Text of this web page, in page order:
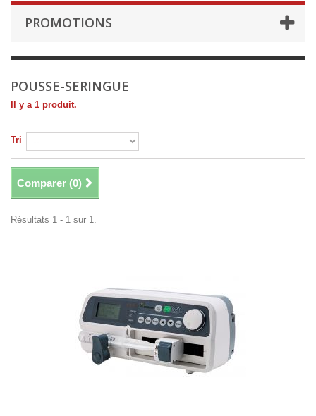
PROMOTIONS
POUSSE-SERINGUE
Il y a 1 produit.
Tri
Comparer (0)
Résultats 1 - 1 sur 1.